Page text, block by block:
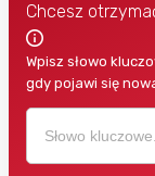
Chcesz
Wpisz słowo
gdy pojawi się